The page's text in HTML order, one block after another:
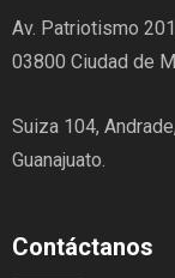
Av. Patriotismo
03800 Ciudad de
Suiza 104,
Guanajuato.
Contáctanos